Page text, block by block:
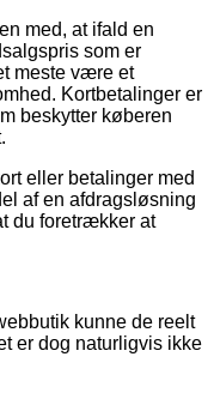
med, at ifald en
som er
meste være et
Kortbetalinger er
beskytter køberen
eller betalinger med
af en afdragsløsning
du foretrækker at
kunne de reelt
er dog naturligvis ikke